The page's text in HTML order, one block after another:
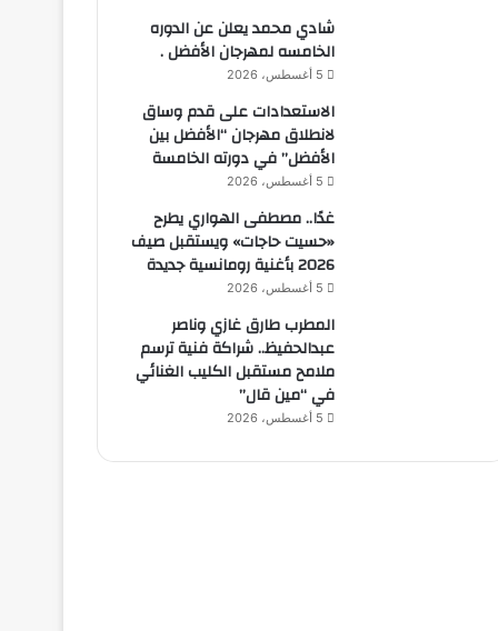
شادي محمد يعلن عن الدوره
الخامسه لمهرجان الأفضل .
5 أغسطس، 2026
الاستعدادات على قدم وساق
لانطلاق مهرجان “الأفضل بين
الأفضل” في دورته الخامسة
5 أغسطس، 2026
غدًا.. مصطفى الهواري يطرح
«حسيت حاجات» ويستقبل صيف
2026 بأغنية رومانسية جديدة
5 أغسطس، 2026
المطرب طارق غازي وناصر
عبدالحفيظ.. شراكة فنية ترسم
ملامح مستقبل الكليب الغنائي
في “مين قال”
5 أغسطس، 2026